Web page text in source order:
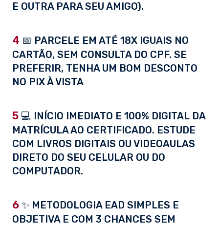
E OUTRA PARA SEU AMIGO).
4 📅 PARCELE EM ATÉ 18X IGUAIS NO
CARTÃO, SEM CONSULTA DO CPF. SE
PREFERIR, TENHA UM BOM DESCONTO
NO PIX À VISTA
5 💻 INÍCIO IMEDIATO E 100% DIGITAL DA
MATRÍCULA AO CERTIFICADO. ESTUDE
COM LIVROS DIGITAIS OU VIDEOAULAS
DIRETO DO SEU CELULAR OU DO
COMPUTADOR.
6 ✨ METODOLOGIA EAD SIMPLES E
OBJETIVA E COM 3 CHANCES SEM